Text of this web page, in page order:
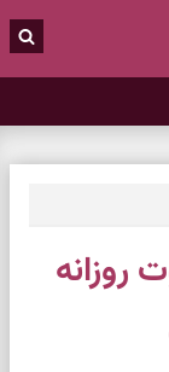
روزانه